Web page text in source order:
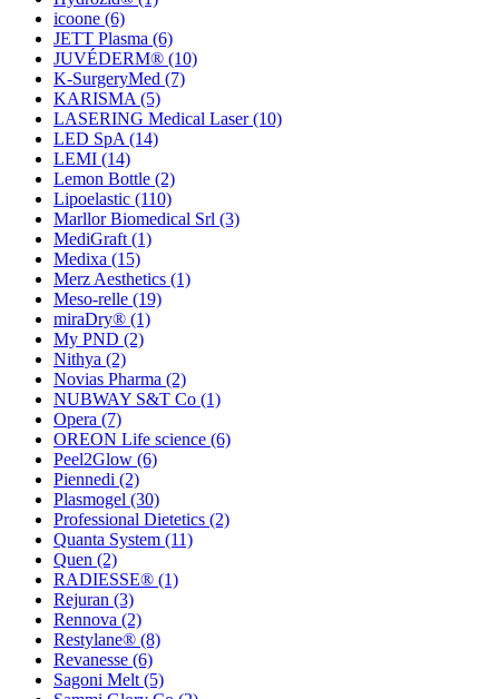
icoone (6)
JETT Plasma (6)
JUVÉDERM® (10)
K-SurgeryMed (7)
KARISMA (5)
LASERING Medical Laser(10)
LED SpA (14)
LEMI (14)
Lemon Bottle (2)
Lipoelastic (110)
Marllor Biomedical Srl (3)
MediGraft (1)
Medixa (15)
Merz Aesthetics (1)
Meso-relle (19)
miraDry® (1)
My PND (2)
Nithya (2)
Novias Pharma (2)
NUBWAY S&T Co (1)
Opera (7)
OREON Life science (6)
Peel2Glow (6)
Piennedi (2)
Plasmogel (30)
Professional Dietetics (2)
Quanta System (11)
Quen (2)
RADIESSE® (1)
Rejuran (3)
Rennova (2)
Restylane® (8)
Revanesse (6)
Sagoni Melt (5)